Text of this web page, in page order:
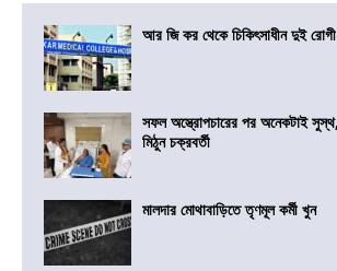
আর জি কর থেকে চিকিৎসাধীন দুই
সফল অস্ত্রোপচারের পর অনেকটাই
মিঠুন চক্রবর্তী
মালদার মোথাবাড়িতে তৃণমূল কর্মী খুন